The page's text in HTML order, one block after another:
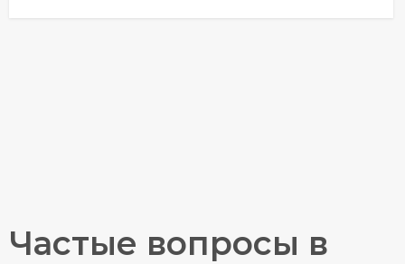
Частые вопросы в